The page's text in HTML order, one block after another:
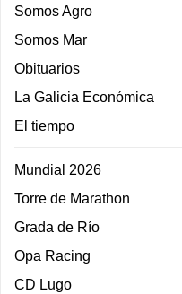
Somos Agro
Somos Mar
Obituarios
La Galicia Económica
El tiempo
Mundial 2026
Torre de Marathon
Grada de Río
Opa Racing
CD Lugo